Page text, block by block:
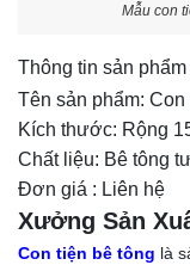
Mẫu con
Thông tin sản phẩm
Tên sản phẩm: Con
Kích thước: Rộng
Chất liệu: Bê tông
Đơn giá : Liên hệ
Xưởng Sản
Con tiện bê tông là